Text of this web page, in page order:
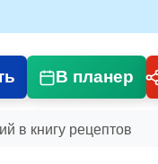
В планер
в книгу рецептов